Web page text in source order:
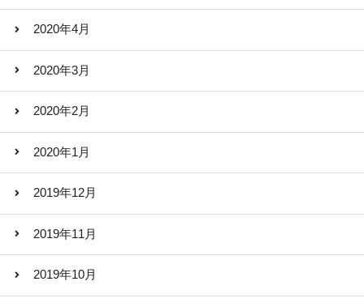
2020年4月
2020年3月
2020年2月
2020年1月
2019年12月
2019年11月
2019年10月